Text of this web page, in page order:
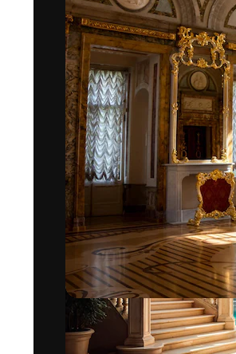
A plataforma
seu melhor trabalho.
assinantes entre
agências e estúdios.
Português
Copyright © 2010-2026